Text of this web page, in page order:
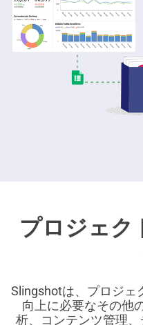
プロジェク
Slingshotは、プロジェ
向上に必要なその他
析、コンテンツ管理